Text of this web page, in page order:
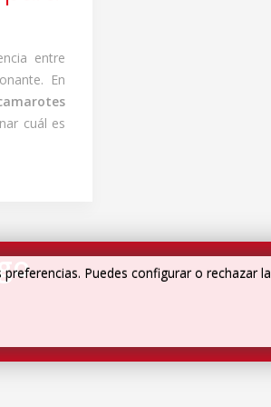
entre
En
cuál es
Puedes configurar o rechazar la